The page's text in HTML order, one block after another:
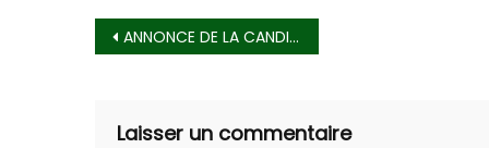
Navigation
l’article
ANNONCE DE LA CANDIDATE LÉGISLATIVES/C4
Laisser un commentaire